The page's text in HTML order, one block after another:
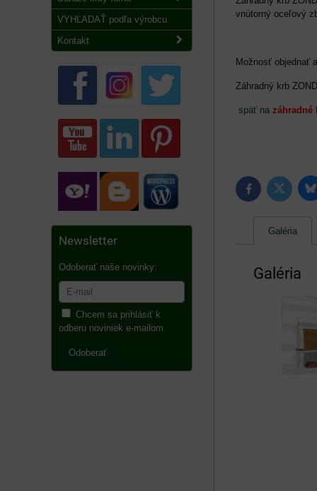
vnútorný oceľový
Možnosť objednať
Záhradný krb
späť na záhradné
FacebookTwitter
Galéria
Galéria
VYHĽADAŤ podľa výrobcu
Kontakt
Newsletter
Odoberať naše novinky:
Chcem sa prihlásiť k
odberu noviniek e-mailom
Odoberať